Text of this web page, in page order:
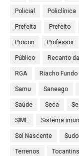
Policial Policlínica
Prefeita Prefeito
Procon Professor
Público Recanto
RGA Riacho Fundo
Samu Saneago
Saúde Seca
SIME Sistema
Sol Nascente
Terrenos Tocantins